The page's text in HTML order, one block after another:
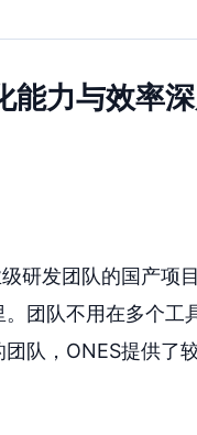
能力与效率
研发团队的国产项
团队不用在多个
队，ONES提供了